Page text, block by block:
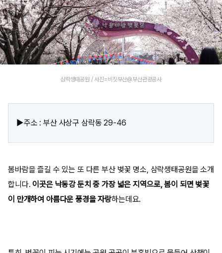
삼락생태공원 / 사진=비짓부산@부산관광공사
▶주소 : 부산 사상구 삼락동 29-46
봄바람을 즐길 수 있는 또 다른 부산 벚꽃 명소, 삼락생태공원을 소개
합니다. 이곳은 낙동강 둔치 중 가장 넓은 지역으로, 봄이 되면 벚꽃
이 만개하여 아름다운 풍경을 자랑하는데요.